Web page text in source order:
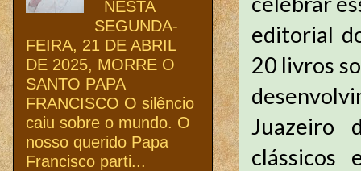
editorial
20 livros
Juazeiro
clássicos
NESTA
SEGUNDA-
FEIRA, 21 DE ABRIL
DE 2025, MORRE O
SANTO PAPA
FRANCISCO O silêncio
caiu sobre o mundo. O
nosso querido Papa
Francisco parti...